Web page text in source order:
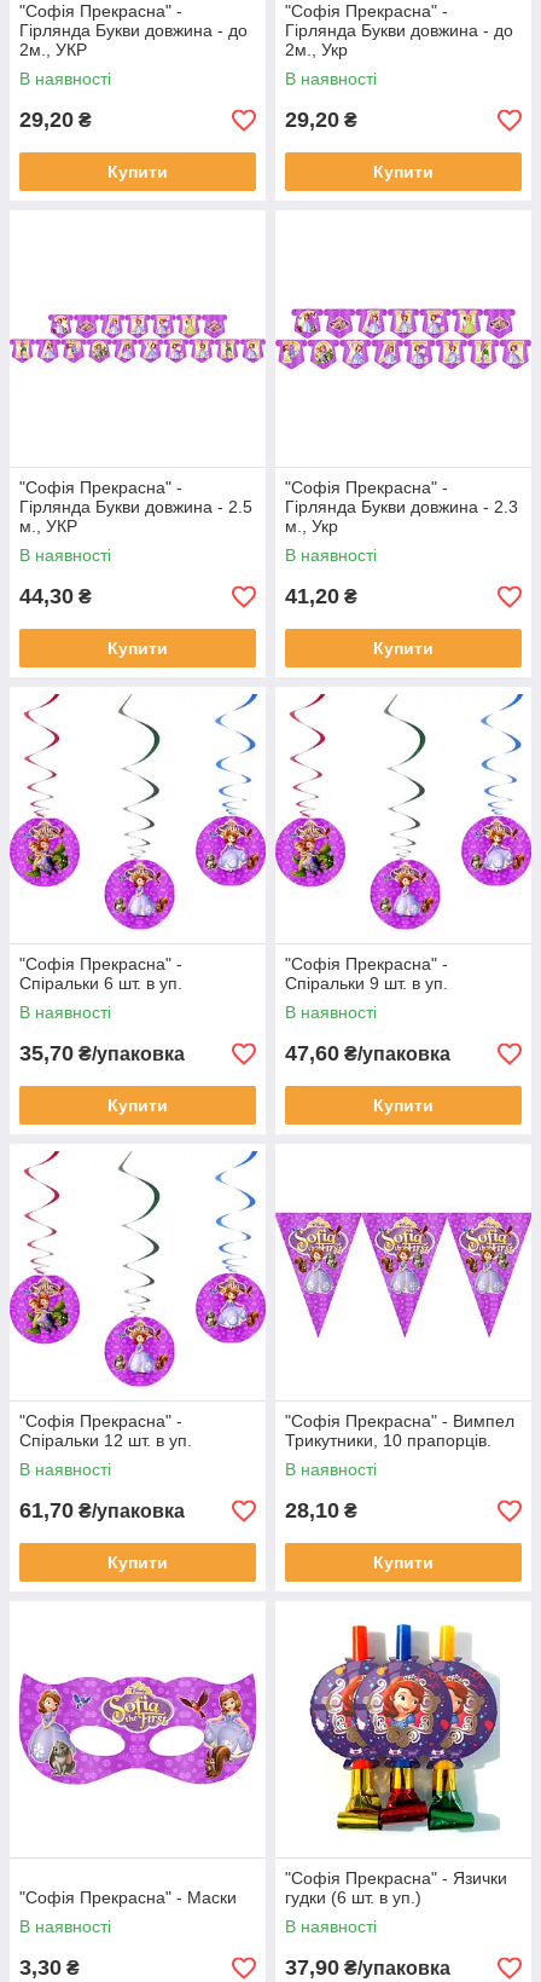
"Софія Прекрасна" -
Гірлянда Букви довжина - до
2м., УКР
В наявності
29,20 ₴
Купити
"Софія Прекрасна" -
Гірлянда Букви довжина - до
2м., Укр
В наявності
29,20 ₴
Купити
"Софія Прекрасна" -
Гірлянда Букви довжина - 2.5
м., УКР
В наявності
44,30 ₴
Купити
"Софія Прекрасна" -
Гірлянда Букви довжина - 2.3
м., Укр
В наявності
41,20 ₴
Купити
"Софія Прекрасна" -
Спіральки 6 шт. в уп.
В наявності
35,70 ₴/упаковка
Купити
"Софія Прекрасна" -
Спіральки 9 шт. в уп.
В наявності
47,60 ₴/упаковка
Купити
"Софія Прекрасна" -
Спіральки 12 шт. в уп.
В наявності
61,70 ₴/упаковка
Купити
"Софія Прекрасна" - Вимпел
Трикутники, 10 прапорців.
В наявності
28,10 ₴
Купити
"Софія Прекрасна" - Маски
В наявності
3,30 ₴
"Софія Прекрасна" - Язички
гудки (6 шт. в уп.)
В наявності
37,90 ₴/упаковка